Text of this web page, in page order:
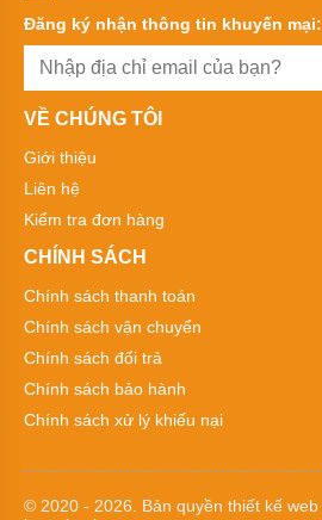
màng
Morak
Jofee
Bơm
Marathon
màng
Bơm
màng
Verder
Bơm
màng
Bơm
Đăng ký nhận thông tin khuyến mại:
VỀ CHÚNG TÔI
Giới thiệu
Liên hệ
Kiểm tra đơn hàng
CHÍNH SÁCH
Chính sách thanh toán
Chính sách vận chuyển
Chính sách đổi trả
Chính sách bảo hành
Chính sách xử lý khiếu nại
© 2020 - 2026. Bản quyền thiết kế web